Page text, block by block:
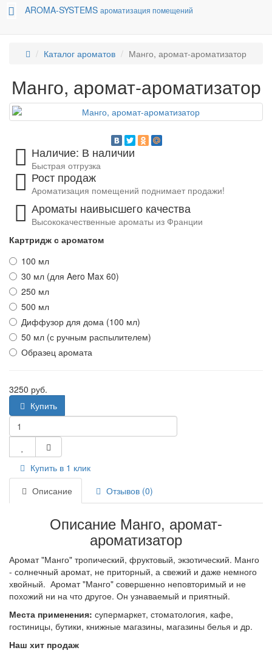
AROMA-SYSTEMS ароматизация помещений
Каталог ароматов Манго, аромат-ароматизатор
Манго, аромат-ароматизатор
Наличие: В наличии
Быстрая отгрузка
Рост продаж
Ароматизация помещений поднимает продажи!
Ароматы наивысшего качества
Высококачественные ароматы из Франции
Картридж с ароматом
100 мл
30 мл (для Aero Max 60)
250 мл
500 мл
Диффузор для дома (100 мл)
50 мл (с ручным распылителем)
Образец аромата
3250 руб.
Купить
Купить в 1 клик
Описание
Отзывов (0)
Описание Манго, аромат-
ароматизатор
Аромат "Манго" тропический, фруктовый, экзотический. Манго
- солнечный аромат, не приторный, а свежий и даже немного
хвойный. Аромат "Манго" совершенно неповторимый и не
похожий ни на что другое. Он узнаваемый и приятный.
Места применения: супермаркет, стоматология, кафе,
гостиницы, бутики, книжные магазины, магазины белья и др.
Наш хит продаж